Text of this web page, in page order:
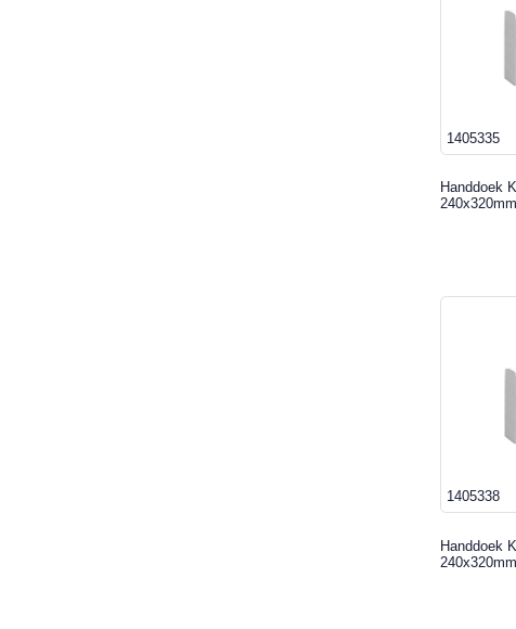
1405335
Handdoek
1405338
Handdoek